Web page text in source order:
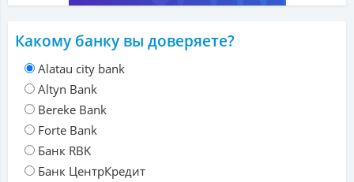
Какому банку вы доверяете?
Alatau city bank
Altyn Bank
Bereke Bank
Forte Bank
Банк RBK
Банк ЦентрКредит